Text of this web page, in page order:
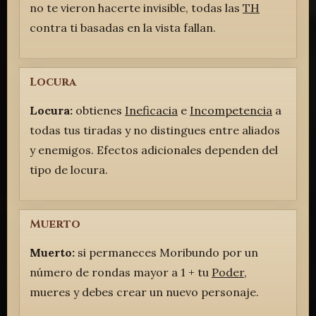
no te vieron hacerte invisible, todas las TH
contra ti basadas en la vista fallan.
Locura
Locura:obtienes Ineficaciae Incompetenciaa
todas tus tiradas y no distingues entre aliados
y enemigos. Efectos adicionales dependen del
tipo de locura.
Muerto
Muerto:si permaneces Moribundo por un
número de rondas mayor a 1 + tu Poder,
mueres y debes crear un nuevo personaje.